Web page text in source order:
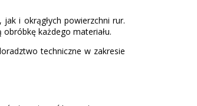
i okrągłych powierzchni rur.
każdego materiału.
techniczne w zakresie